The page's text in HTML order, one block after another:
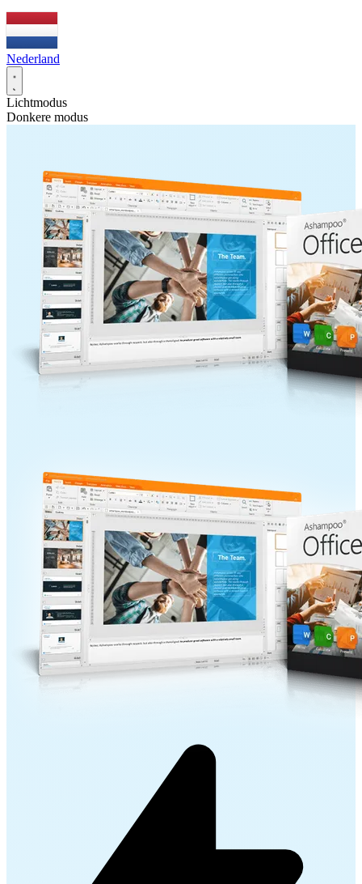
Nederland
Lichtmodus
Donkere modus